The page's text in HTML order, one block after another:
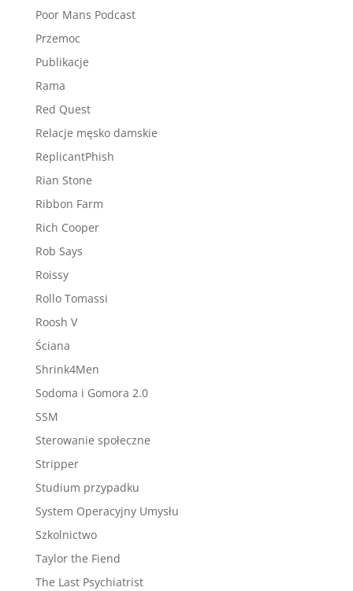
Poor Mans Podcast
Przemoc
Publikacje
Rama
Red Quest
Relacje męsko damskie
ReplicantPhish
Rian Stone
Ribbon Farm
Rich Cooper
Rob Says
Roissy
Rollo Tomassi
Roosh V
Ściana
Shrink4Men
Sodoma i Gomora 2.0
SSM
Sterowanie społeczne
Stripper
Studium przypadku
System Operacyjny Umysłu
Szkolnictwo
Taylor the Fiend
The Last Psychiatrist